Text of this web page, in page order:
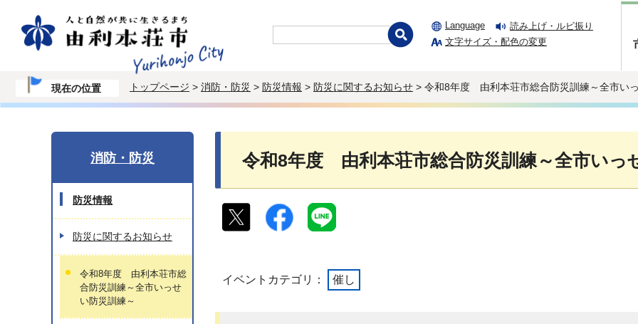
Language
読み上げ・ルビ振り
文字サイズ・配色の変更
現在の位置 トップページ > 消防・防災 > 防災情報 > 防災に関するお知らせ > 令和8年度 由利本荘市総合防災訓練～全市い
令和8年度 由利本荘市総合防災訓練～全市いっ
イベントカテゴリ： 催し
消防・防災
防災情報
防災に関するお知らせ
令和8年度 由利本荘市総
合防災訓練～全市いっせ
い防災訓練～